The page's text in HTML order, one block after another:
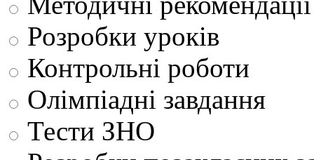
Розробки уроків
Контрольні роботи
Олімпіадні завдання
Тести ЗНО